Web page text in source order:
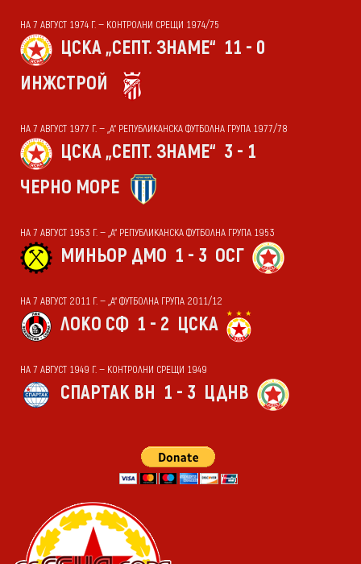
НА 7 АВГУСТ 1974 Г. — КОНТРОЛНИ СРЕЩИ 1974/75
ЦСКА „СЕПТ. ЗНАМЕ“ 11 - 0
ИНЖСТРОЙ
НА 7 АВГУСТ 1977 Г. — „А“ РЕПУБЛИКАНСКА ФУТБОЛНА ГРУПА 1977/78
ЦСКА „СЕПТ. ЗНАМЕ“ 3 - 1
ЧЕРНО МОРЕ
НА 7 АВГУСТ 1953 Г. — „А“ РЕПУБЛИКАНСКА ФУТБОЛНА ГРУПА 1953
МИНЬОР ДМО 1 - 3 ОСГ
НА 7 АВГУСТ 2011 Г. — „А“ ФУТБОЛНА ГРУПА 2011/12
ЛОКО СФ 1 - 2 ЦСКА
НА 7 АВГУСТ 1949 Г. — КОНТРОЛНИ СРЕЩИ 1949
СПАРТАК ВН 1 - 3 ЦДНВ